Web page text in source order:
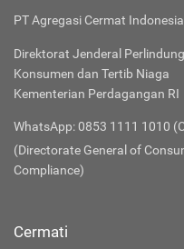
PT Agregasi Cermat
Direktorat Jenderal
Konsumen dan Tertib Niaga
Kementerian Perdagangan RI
WhatsApp: 0853 1111 1010
(Directorate General of
Compliance)
Cermati